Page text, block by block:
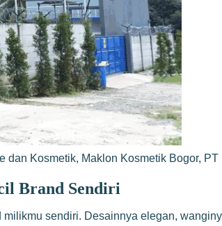
dan Kosmetik, Maklon Kosmetik Bogor, PT
Brand Sendiri
sendiri. Desainnya elegan,